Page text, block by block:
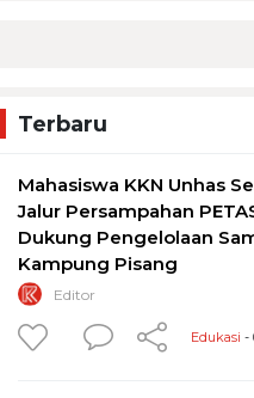
Terbaru
Mahasiswa KKN Unhas
Jalur Persampahan
Dukung Pengelolaan
Kampung Pisang
Editor
Edukasi -